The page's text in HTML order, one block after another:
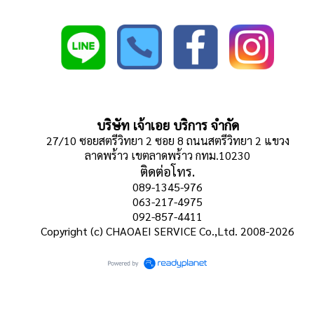
บริษัท เจ้าเอย บริการ จำกัด
27/10 ซอยสตรีวิทยา 2 ซอย 8 ถนนสตรีวิทยา 2 แขวง
ลาดพร้าว เขตลาดพร้าว กทม.10230
ติดต่อโทร.
089-1345-976
063-217-4975
092-857-4411
Copyright (c) CHAOAEI SERVICE Co.,Ltd. 2008-2026